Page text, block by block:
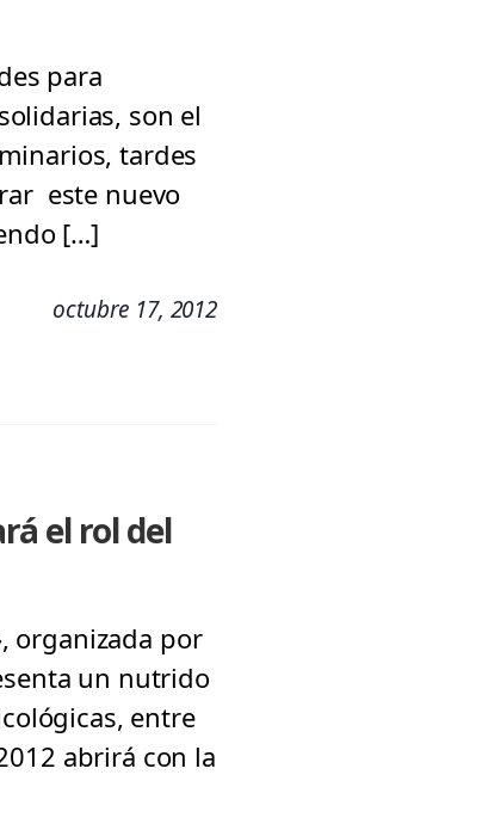
para
son el
tardes
este nuevo
[…]
octubre 17, 2012
el rol del
organizada por
un nutrido
entre
abrirá con la